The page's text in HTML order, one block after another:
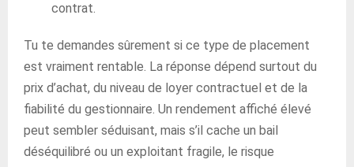
contrat.
Tu te demandes sûrement si ce type de placement
est vraiment rentable. La réponse dépend surtout du
prix d’achat, du niveau de loyer contractuel et de la
fiabilité du gestionnaire. Un rendement affiché élevé
peut sembler séduisant, mais s’il cache un bail
déséquilibré ou un exploitant fragile, le risque